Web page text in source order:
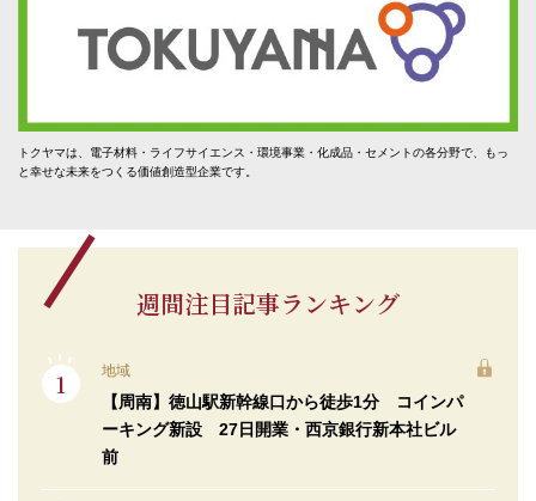
トクヤマは、電子材料・ライフサイエンス・環境事業・化成品・セメントの各分野で、もっ
と幸せな未来をつくる価値創造型企業です。
週間注目記事ランキング
地域
【周南】徳山駅新幹線口から徒歩1分 コインパ
ーキング新設 27日開業・西京銀行新本社ビル
前